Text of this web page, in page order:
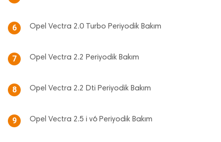
6 Opel Vectra 2.0 Turbo Periyodik Bakım
7 Opel Vectra 2.2 Periyodik Bakım
8 Opel Vectra 2.2 Dti Periyodik Bakım
9 Opel Vectra 2.5 i v6 Periyodik Bakım